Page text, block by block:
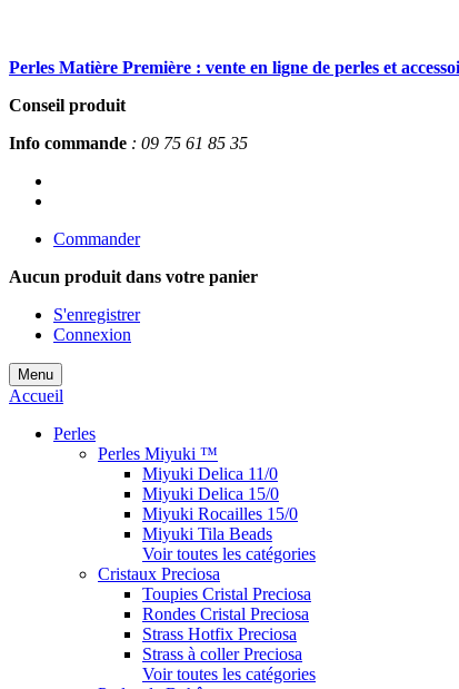
Perles Matière Première : vente en ligne de perles et
Conseil produit
Info commande : 09 75 61 85 35
Commander
Aucun produit dans votre panier
S'enregistrer
Connexion
Menu
Accueil
Perles
Perles Miyuki ™
Miyuki Delica 11/0
Miyuki Delica 15/0
Miyuki Rocailles 15/0
Miyuki Tila Beads
Voir toutes les catégories
Cristaux Preciosa
Toupies Cristal Preciosa
Rondes Cristal Preciosa
Strass Hotfix Preciosa
Strass à coller Preciosa
Voir toutes les catégories